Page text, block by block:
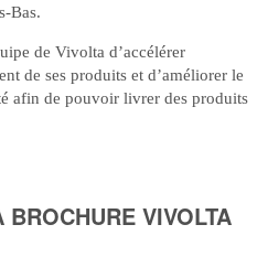
Bas.
de Vivolta d’accélérer
de ses produits et d’améliorer le
afin de pouvoir livrer des produits
VIVOLTA